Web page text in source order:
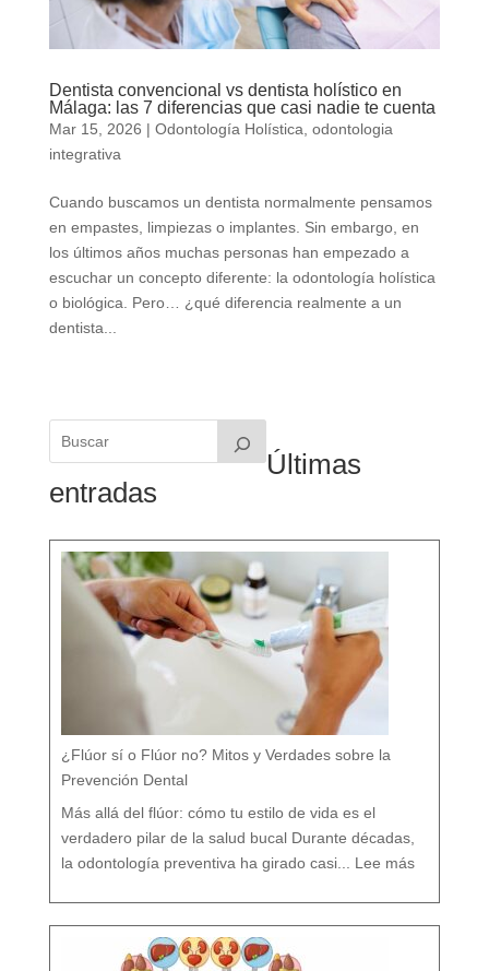
Dentista convencional vs dentista holístico en
Málaga: las 7 diferencias que casi nadie te cuenta
Mar 15, 2026 | Odontología Holística odontologia
integrativa
Cuando buscamos un dentista normalmente pensamos
en empastes, limpiezas o implantes. Sin embargo, en
los últimos años muchas personas han empezado a
escuchar un concepto diferente: la odontología holística
o biológica. Pero… ¿qué diferencia realmente a un
dentista...
Últimas
entradas
¿Flúor sí o Flúor no? Mitos y Verdades sobre la
Prevención Dental
Más allá del flúor: cómo tu estilo de vida es el
verdadero pilar de la salud bucal Durante décadas,
la odontología preventiva ha girado casi... Lee más¿Fl
s
í
lú